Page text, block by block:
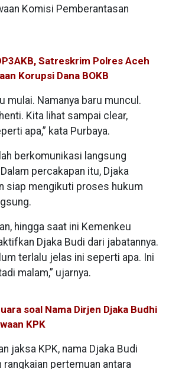
Komisi Pemberantasan
Satreskrim Polres Aceh
Korupsi Dana BOKB
mulai. Namanya baru muncul.
Kita lihat sampai clear,
apa,” kata Purbaya.
berkomunikasi langsung
percakapan itu, Djaka
siap mengikuti proses hukum
hingga saat ini Kemenkeu
Djaka Budi dari jabatannya.
terlalu jelas ini seperti apa. Ini
malam,” ujarnya.
soal Nama Dirjen Djaka Budhi
KPK
jaksa KPK, nama Djaka Budi
pertemuan antara